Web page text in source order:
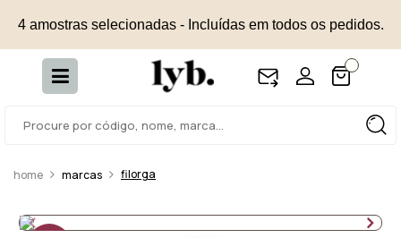
4 amostras selecionadas - Incluídas em todos os pedidos.
marcas filorga